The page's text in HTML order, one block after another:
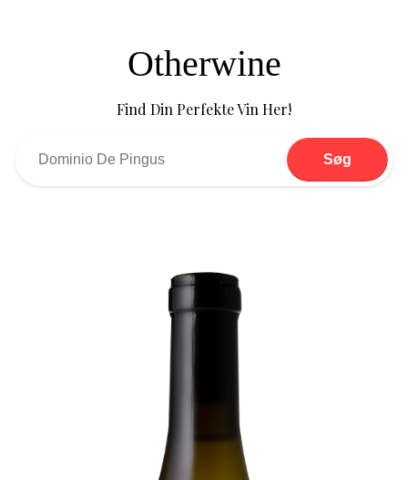
Otherwine
Find Din Perfekte Vin Her!
Søg